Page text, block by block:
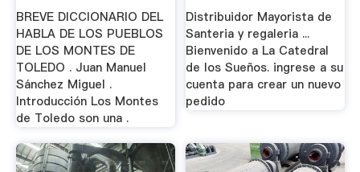
BREVE DICCIONARIO DEL
HABLA DE LOS PUEBLOS
DE LOS MONTES DE
TOLEDO . Juan Manuel
Sánchez Miguel .
Introducción Los Montes
de Toledo son una .
Distribuidor Mayorista de
Santeria y regaleria ...
Bienvenido a La Catedral
de los Sueños. ingrese a su
cuenta para crear un nuevo
pedido